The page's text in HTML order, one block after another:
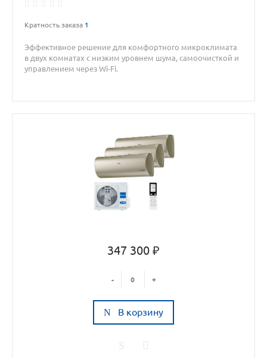
Кратность заказа 1
Эффективное решение для комфортного микроклимата
в двух комнатах с низким уровнем шума, самоочисткой и
управлением через Wi-Fi.
347 300 ₽
- +
В корзину